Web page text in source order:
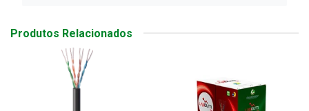
Produtos Relacionados